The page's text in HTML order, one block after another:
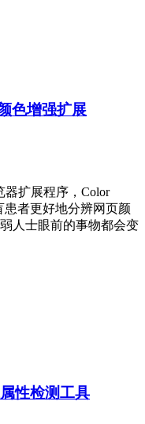
色增强扩展
器扩展程序，Color
患者更好地分辨网页颜
人士眼前的事物都会变
性检测工具